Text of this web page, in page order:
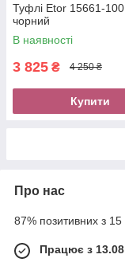
Туфлі Etor 15661-
чорний
В наявності
3 825 ₴ 4 250 ₴
Купити
Про нас
87% позитивних з 15
Працює з